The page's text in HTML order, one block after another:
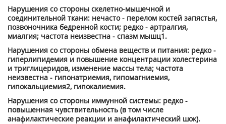
Нарушения со стороны скелетно-мышечной и
соединительной ткани: нечасто - перелом костей запястья,
позвоночника бедренной кости; редко - артралгия,
миалгия; частота неизвестна - спазм мышц1.
Нарушения со стороны обмена веществ и питания: редко -
гиперлипидемия и повышение концентрации холестерина
и триглицеридов, изменение массы тела; частота
неизвестна - гипонатриемия, гипомагниемия,
гипокальциемия2, гипокалиемия.
Нарушения со стороны иммунной системы: редко -
повышенная чувствительность (в том числе
анафилактические реакции и анафилактический шок).